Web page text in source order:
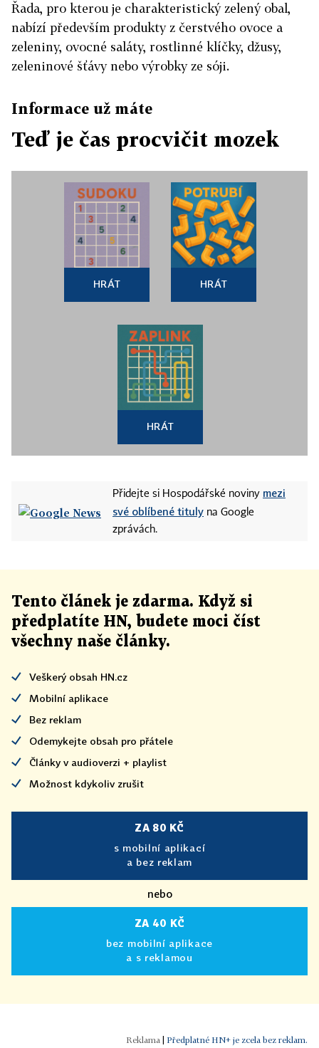
Řada, pro kterou je charakteristický zelený obal,
nabízí především produkty z čerstvého ovoce a
zeleniny, ovocné saláty, rostlinné klíčky, džusy,
zeleninové šťávy nebo výrobky ze sóji.
Informace už máte
Teď je čas procvičit mozek
HRÁT HRÁT
HRÁT
Přidejte si Hospodářské noviny mezi
své oblíbené tituly na Google
zprávách.
Tento článek je zdarma. Když si
předplatíte HN, budete moci číst
všechny naše články.
Veškerý obsah HN.cz
Mobilní aplikace
Bez reklam
Odemykejte obsah pro přátele
Články v audioverzi + playlist
Možnost kdykoliv zrušit
ZA 80 KČ
s mobilní aplikací
a bez reklam
nebo
ZA 40 KČ
bez mobilní aplikace
a s reklamou
Předplatné HN+ je zcela bez reklam.